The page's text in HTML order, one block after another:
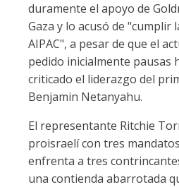
duramente el apoyo de
Gaza y lo acusó de "cumplir
AIPAC", a pesar de que el
pedido inicialmente pausas
criticado el liderazgo del
Benjamin Netanyahu.
El representante Ritchie
proisraelí con tres
enfrenta a tres
una contienda abarrotada